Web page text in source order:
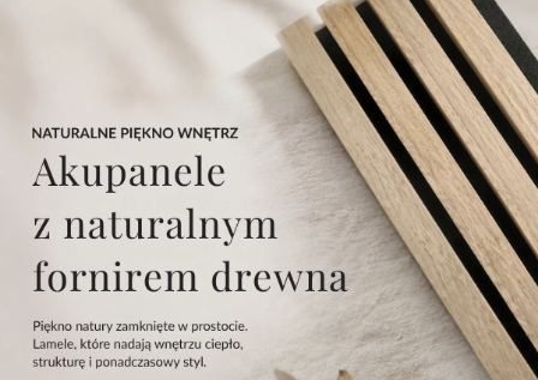
Wybierz coś dla siebie z naszej aktualnej oferty lub
zaloguj się, aby przywrócić dodane produkty do listy
z poprzedniej sesji.